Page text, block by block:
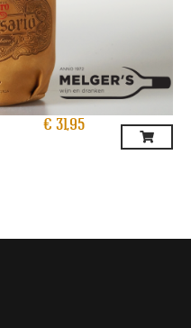
€ 31,95